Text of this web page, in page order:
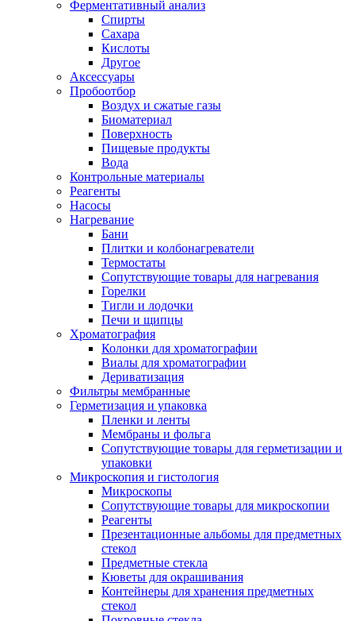
Ферментативный анализ
Спирты
Сахара
Кислоты
Другое
Аксессуары
Пробоотбор
Воздух и сжатые газы
Биоматериал
Поверхность
Пищевые продукты
Вода
Контрольные материалы
Реагенты
Насосы
Нагревание
Бани
Плитки и колбонагреватели
Термостаты
Сопутствующие товары для нагревания
Горелки
Тигли и лодочки
Печи и щипцы
Хроматография
Колонки для хроматографии
Виалы для хроматографии
Дериватизация
Фильтры мембранные
Герметизация и упаковка
Пленки и ленты
Мембраны и фольга
Сопутствующие товары для герметизации и
упаковки
Микроскопия и гистология
Микроскопы
Сопутствующие товары для микроскопии
Реагенты
Презентационные альбомы для предметных
стекол
Предметные стекла
Кюветы для окрашивания
Контейнеры для хранения предметных
стекол